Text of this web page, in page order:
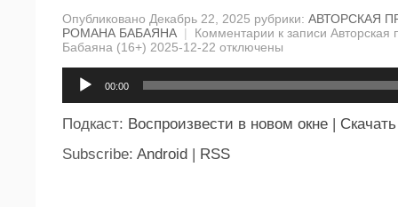
Опубликовано Декабрь 22, 2025 рубрики: АВТОРСКАЯ
РОМАНА БАБАЯНА | Комментарии к записи
Бабаяна (16+) 2025-12-22 отключены
00:00
Подкаст: Воспроизвести в новом окне
Скачать
Subscribe: Android RSS